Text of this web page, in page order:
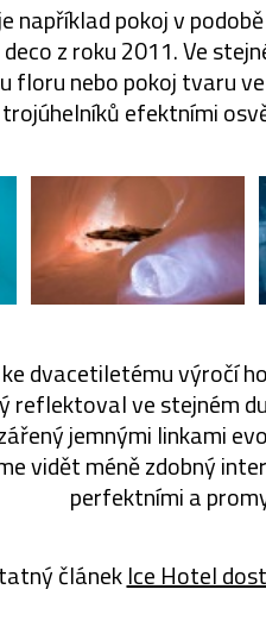
například pokoj v
z roku 2011. Ve
floru nebo pokoj tvaru
trojúhelníků efektními
dvacetiletému výročí
reflektoval ve stejném
jemnými linkami
vidět méně zdobný
perfektními a
článekIce Hotel